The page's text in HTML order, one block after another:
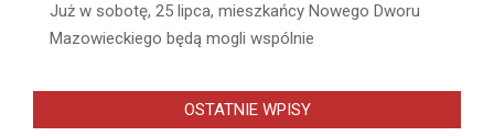
Już w sobotę, 25 lipca, mieszkańcy Nowego Dworu
Mazowieckiego będą mogli wspólnie
OSTATNIE WPISY